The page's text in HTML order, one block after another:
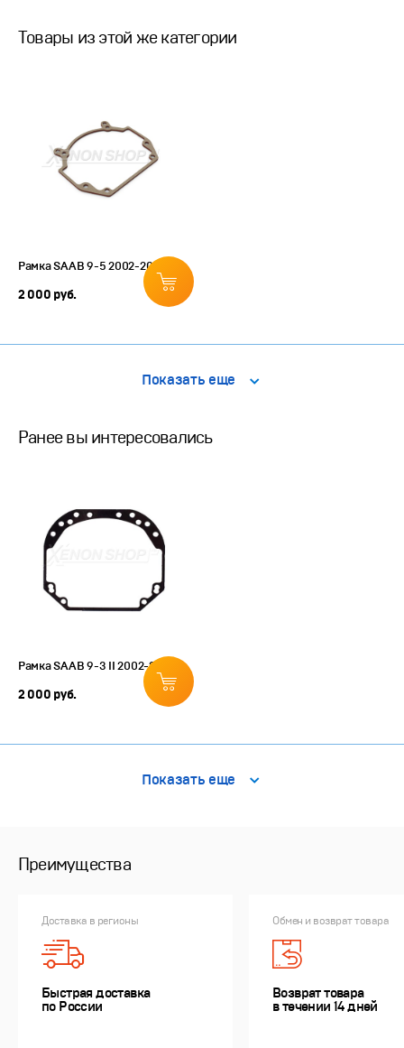
Товары из этой же категории
Рамка SAAB 9-5 2002-2005
2 000 руб.
Показать еще
Ранее вы интересовались
Рамка SAAB 9-3 II 2002-2008
2 000 руб.
Показать еще
Преимущества
Доставка в регионы
Быстрая доставка
по России
Обмен и возврат товара
Возврат товара
в течении 14 дней